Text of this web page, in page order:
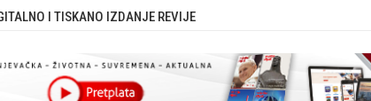
I TISKANO IZDANJE REVIJE